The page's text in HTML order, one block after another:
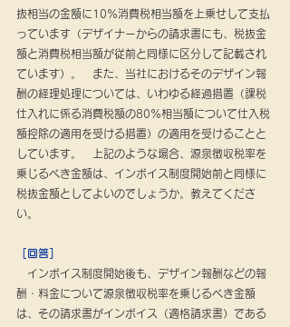
抜相当の金額に10％消費税相当額を上乗せして支払
っています（デザイナーからの請求書にも、税抜金
額と消費税相当額が従前と同様に区分して記載され
ています）。　また、当社におけるそのデザイン報
酬の経理処理については、いわゆる経過措置（課税
仕入れに係る消費税額の80％相当額について仕入税
額控除の適用を受ける措置）の適用を受けることと
しています。　上記のような場合、源泉徴収税率を
乗じるべき金額は、インボイス制度開始前と同様に
税抜金額としてよいのでしょうか。教えてくださ
い。
［回答］
インボイス制度開始後も、デザイン報酬などの報
酬・料金について源泉徴収税率を乗じるべき金額
は、その請求書がインボイス（適格請求書）である